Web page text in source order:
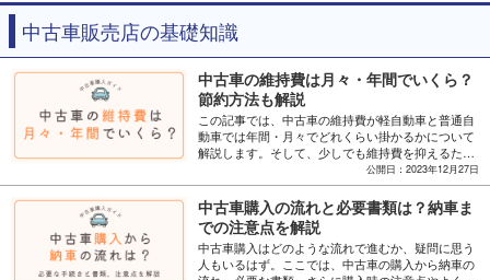
中古車販売店の基礎知識
中古車の維持費は月々・年間でいくら？
節約方法も解説
この記事では、中古車の維持費が軽自動車と普通自
動車では年間・月々でどれくらい掛かるかについて
解説します。そして、少しでも維持費を抑えるため
公開日：2023年12月27日
中古車購入の流れと必要書類は？納車ま
での注意点を解説
中古車購入はどのような流れで進むか、疑問に思う
人もいるはず。ここでは、中古車の購入から納車の